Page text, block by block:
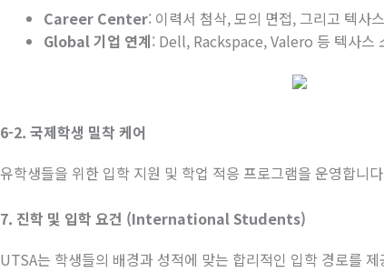
Career Center: 이력서 첨삭,모의 면접, 그리고 텍사
Global기업 연계: Dell, Rackspace, Valero 등 텍사스
6-2. 국제학생 밀착 케어
유학생들을 위한 입학 지원 및 학업 적응 프로그램을 운영합니다
7. 진학 및 입학 요건 (International Students)
UTSA는 학생들의 배경과 성적에 맞는 합리적인 입학 경로를